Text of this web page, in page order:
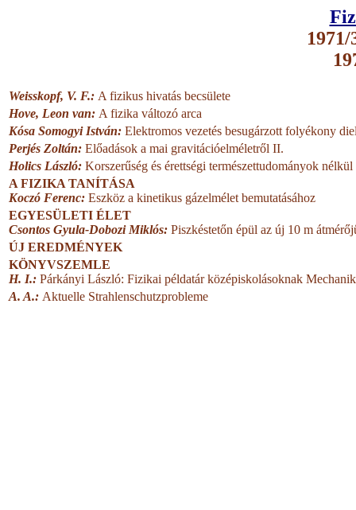
1971/
Weisskopf, V. F.: A fizikus hivatás becsülete
Hove, Leon van: A fizika változó arca
Kósa Somogyi István: Elektromos vezetés besugárzott folyékony
Perjés Zoltán: Előadások a mai gravitációelméletről II.
Holics László: Korszerűség és érettségi természettudományok nélkül
A FIZIKA TANÍTÁSA
Koczó Ferenc: Eszköz a kinetikus gázelmélet bemutatásához
EGYESÜLETI ÉLET
Csontos Gyula-Dobozi Miklós: Piszkéstetőn épül az új 10 m
ÚJ EREDMÉNYEK
KÖNYVSZEMLE
H. I.: Párkányi László: Fizikai példatár középiskolásoknak
A. A.: Aktuelle Strahlenschutzprobleme